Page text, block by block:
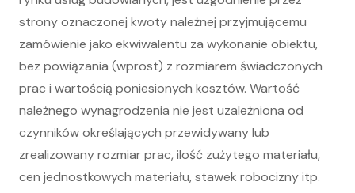
strony oznaczonej kwoty należnej przyjmującemu
zamówienie jako ekwiwalentu za wykonanie obiektu,
bez powiązania (wprost) z rozmiarem świadczonych
prac i wartością poniesionych kosztów. Wartość
należnego wynagrodzenia nie jest uzależniona od
czynników określających przewidywany lub
zrealizowany rozmiar prac, ilość zużytego materiału,
cen jednostkowych materiału, stawek robocizny itp.